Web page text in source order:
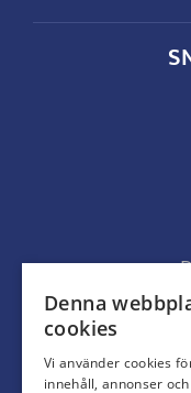
Denna
cookies
Vi använder cookies
innehåll, annonser